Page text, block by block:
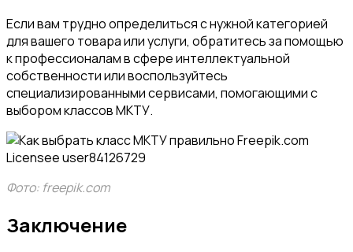
Если вам трудно определиться с нужной категорией
для вашего товара или услуги, обратитесь за помощью
к профессионалам в сфере интеллектуальной
собственности или воспользуйтесь
специализированными сервисами, помогающими с
выбором классов МКТУ.
Фото: freepik.com
Заключение